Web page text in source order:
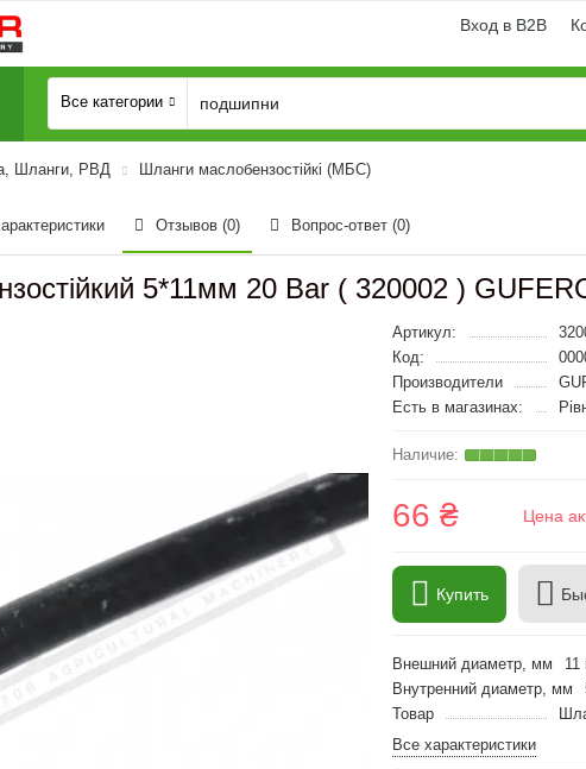
Вход в B2B
Все категории
Шланги, РВД Шланги маслобензостійкі (МБС)
Отзывов (0) Вопрос-ответ (0)
5*11мм 20 Bar ( 320002 )
Артикул:
Код:
Производители
Есть в магазинах:
66 ₴ Цена
Купить
Внешний диаметр, мм
Внутренний диаметр, мм
Товар
Все характеристики